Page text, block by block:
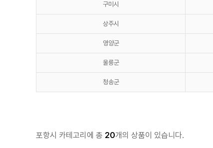
구미시
상주시
영양군
울릉군
청송군
포항시 카테고리에 총 20개의 상품이 있습니다.